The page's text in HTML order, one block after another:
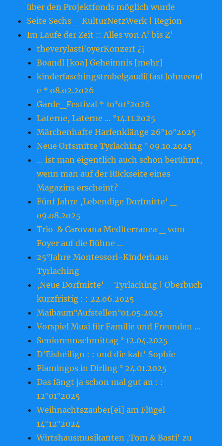
über den Projektfonds möglich wurde
Seite Sechs _ KulturNetzWerk | Region
Im Laufe der Zeit :: Alles von A‘ bis Z‘
theverylastFoyerKonzert ¿¡
Boandl [koa] Geheimnis [mehr]
kinderfaschingstrubelgaudi[fast]ohneend
e * o8.o2.2o26
Garde_Festival * 1o°o1°2o26
Laterne, Laterne … °14.11.2o25
Märchenhafte Harfenklänge 26°1o°2o25
Neue Ortsmitte Tyrlaching ° o9.1o.2o25
… ist man eigentlich auch schon berühmt,
wenn man auf der Rückseite eines
Magazins erscheint?
Fünf Jahre ‚Lebendige Dorfmitte‘ _
o9.o8.2o25
Trio & Carovana Mediterranea _ vom
Foyer auf die Bühne …
25°Jahre Montessori-Kinderhaus
Tyrlaching
‚Neue Dorfmitte‘ _ Tyrlaching | Oberbuch
kurzfristig : : 22.o6.2o25
Maibaum°Aufstellen°o1.o5.2o25
Vorspiel Musi für Familie und Freunden …
Seniorennachmittag ° 12.04.2025
D’Eisheilign : : und die kalt‘ Sophie
Flamingos in Dirling ° 24.01.2025
Das fängt ja schon mal gut an : :
12°01°2025
Weihnachtszauber[ei] am Flügel _
14°12°2024
Wirtshausmusikanten ‚Tom & Basti‘ zu